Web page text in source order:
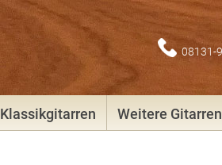
08131-
Klassikgitarren Weitere Gitarren